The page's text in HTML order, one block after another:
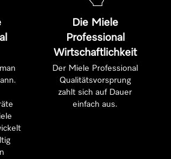
Die Miele
Professional
Wirtschaftlichkeit
Der Miele Professional
Qualitätsvorsprung
zahlt sich auf Dauer
einfach aus.